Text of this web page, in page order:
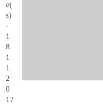
e(
s)
-
1
8.
1
1.
2
0
17